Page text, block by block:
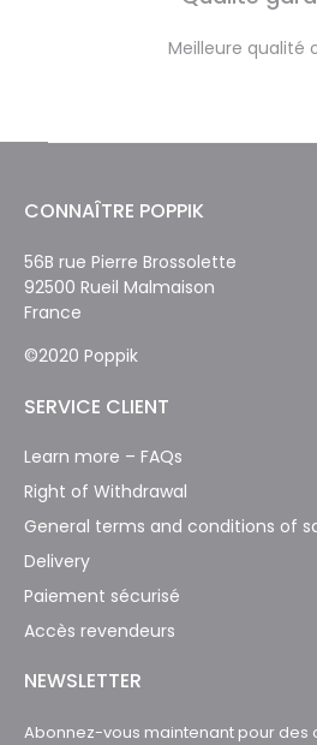
Meilleure qualité
CONNAÎTRE POPPIK
56B rue Pierre Brossolette
92500 Rueil Malmaison
France
©2020 Poppik
SERVICE CLIENT
Learn more – FAQs
Right of Withdrawal
General terms and conditions of
Delivery
Paiement sécurisé
Accès revendeurs
NEWSLETTER
Abonnez-vous maintenant pour des